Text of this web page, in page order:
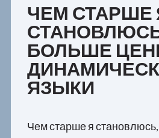
РАЗРАБОТЧИКАМ
ЧЕМ СТАРШЕ
БОЛЬШЕ
ЯЗЫКИ
Чем старше я